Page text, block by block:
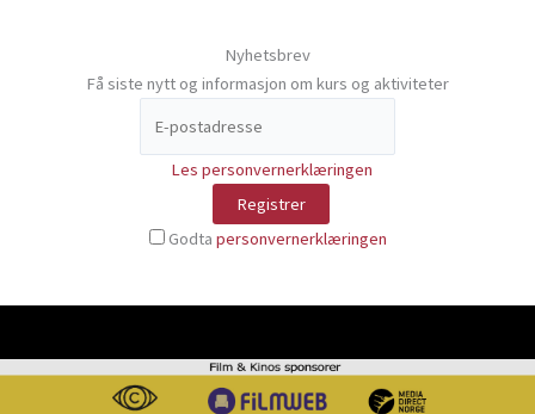
Nyhetsbrev
Få siste nytt og informasjon om kurs og aktiviteter
Les personvernerklæringen
Godta personvernerklæringen